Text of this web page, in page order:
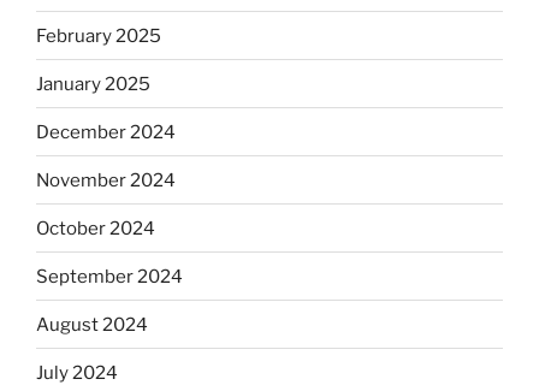
February 2025
January 2025
December 2024
November 2024
October 2024
September 2024
August 2024
July 2024